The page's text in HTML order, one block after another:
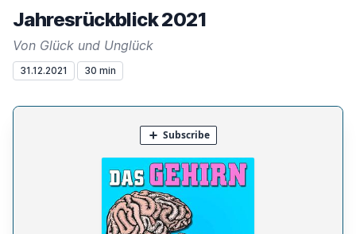
Jahresrückblick 2021
Von Glück und Unglück
31.12.2021 30 min